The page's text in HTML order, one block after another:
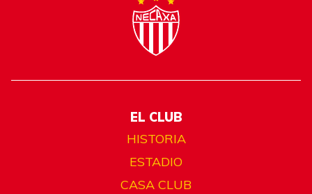
EL CLUB
HISTORIA
ESTADIO
CASA CLUB